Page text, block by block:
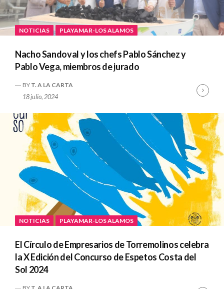
NOTICIAS PLAYAMAR-LOS ALAMOS
Nacho Sandoval y los chefs Pablo Sánchez y
Pablo Vega, miembros de jurado
BY T. A LA CARTA
18 julio, 2024
NOTICIAS PLAYAMAR-LOS ALAMOS
El Círculo de Empresarios de Torremolinos celebra
la X Edición del Concurso de Espetos Costa del
Sol 2024